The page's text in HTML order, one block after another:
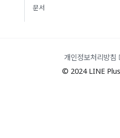
문서
개인정보처리방침
© 2024 LINE